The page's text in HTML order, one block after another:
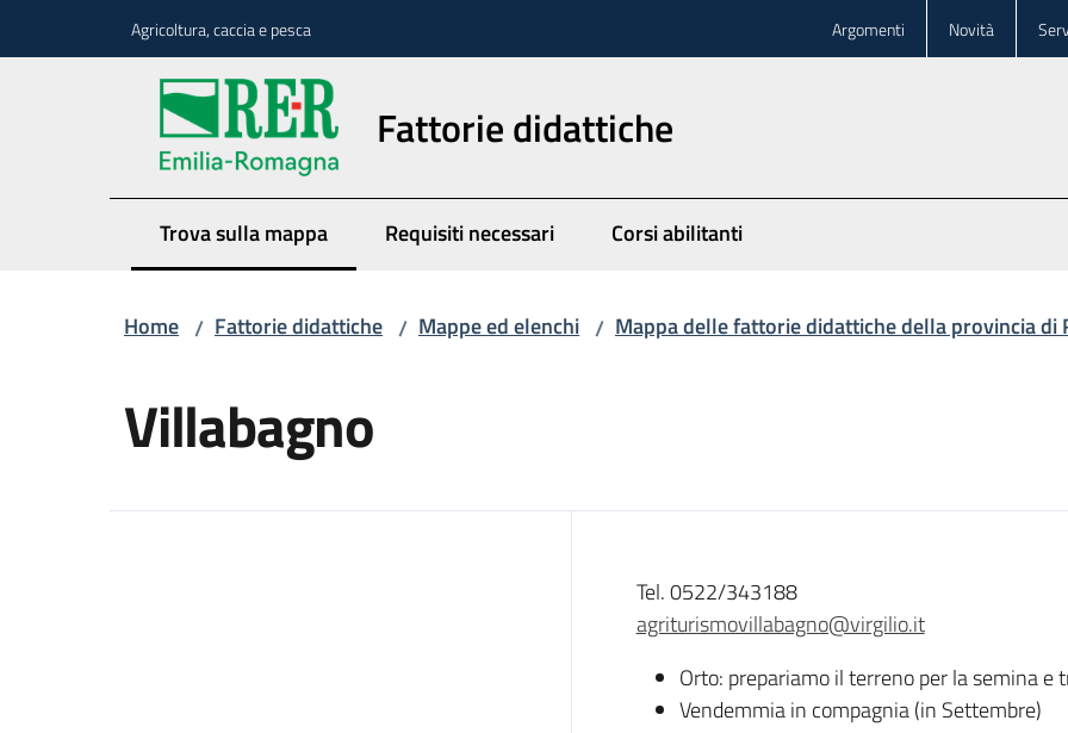
Agricoltura, caccia e pesca Argomenti Novità
Fattorie didattiche
Trova sulla mappa
Menu selezionato Requisiti necessari Corsi abilitanti
Home / Fattorie didattiche / Mappe ed elenchi / Mappa delle fattorie didattiche della provincia di
Villabagno
Descrizione
Tel. 0522/343188
agriturismovillabagno@virgilio.it
Orto: prepariamo il terreno per la semina e
Vendemmia in compagnia (in Settembre)